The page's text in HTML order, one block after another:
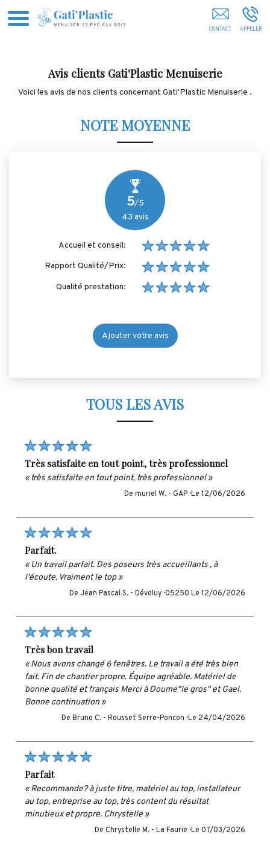
Avis clients Gati'Plastic Menuiserie
Voici les avis de nos clients concernant Gati'Plastic Menuiserie .
NOTE MOYENNE
5/5
43 avis
Accueil et conseil:
Rapport Qualité/Prix:
Qualité prestation:
Ajouter votre avis
TOUS LES AVIS
très satisfaite en tout point, très professionnel
« très satisfaite en tout point, très professionnel »
De muriel W. - GAP ·Le 12/06/2026
parfait.
« Un travail parfait. Des poseurs très accueillants , à
l'écoute. Vraiment le top »
De Jean Pascal S. - Dévoluy · 05250 Le 12/06/2026
très bon travail
« Nous avons changé 6 fenêtres. Le travail a été très bien
fait. Fin de chantier propre. Équipe agréable. Matériel de
bonne qualité et français Merci à Doume"le gros" et Gael.
Bonne continuation »
De Bruno C. - Rousset Serre-Poncon ·Le 24/04/2026
parfait
« Recommande? à juste titre, matériel au top, installateur
au top, entreprise au top, très content du résultat
minutieux et propre. Chrystelle »
De Chrystelle M. - La Faurie ·Le 07/03/2026